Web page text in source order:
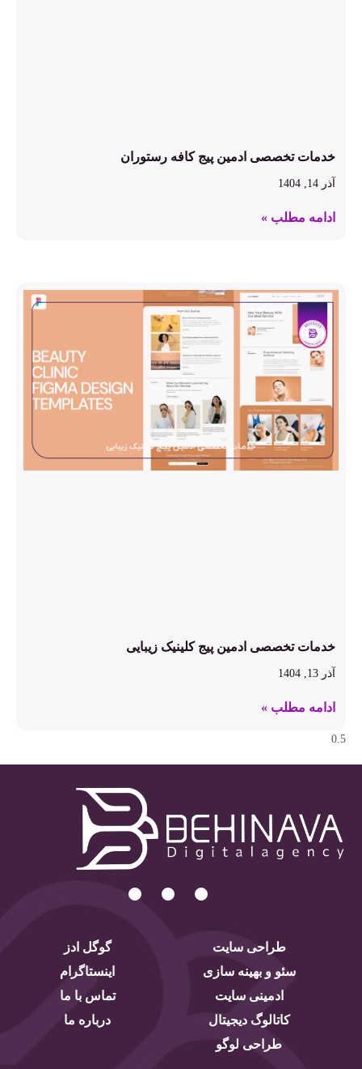
خدمات تخصصی ادمین پیج کافه رستوران
آذر 14, 1404
ادامه مطلب »
خدمات تخصصی ادمین پیج کلینیک زیبایی
آذر 13, 1404
ادامه مطلب »
طراحی سایت
سئو و بهینه سازی
ادمینی سایت
کاتالوگ دیجیتال
طراحی لوگو
گوگل ادز
اینستاگرام
تماس با ما
درباره ما